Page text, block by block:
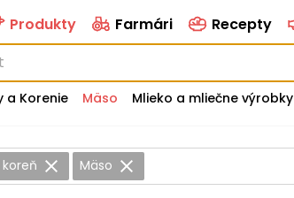
Produkty Farmári Recepty
a Korenie Mäso Mlieko a mliečne výrobky
Mäso